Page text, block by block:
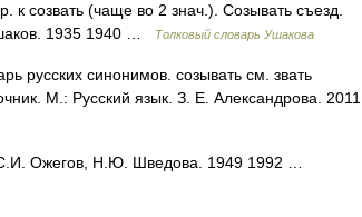
созвать (чаще во 2 знач.). Созывать съезд.
1935 1940 …
Толковый словарь Ушакова
русских синонимов. созывать см. звать
М.: Русский язык. З. Е. Александрова. 2011
Ожегов, Н.Ю. Шведова. 1949 1992 …